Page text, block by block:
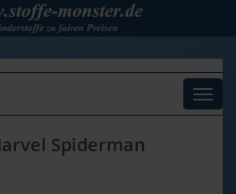
Toggle
Spiderman